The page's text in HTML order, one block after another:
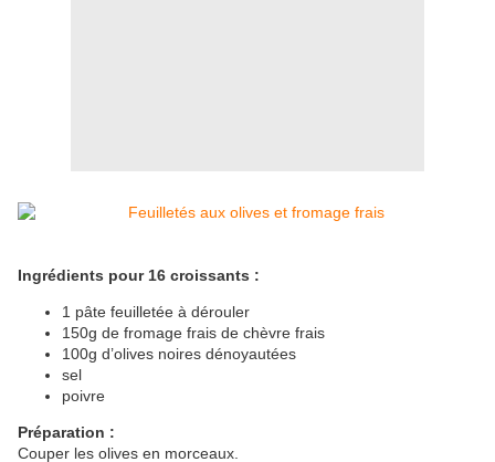
Ingrédients pour 16 croissants :
1 pâte feuilletée à dérouler
150g de fromage frais de chèvre frais
100g d’olives noires dénoyautées
sel
poivre
Préparation :
Couper les olives en morceaux.